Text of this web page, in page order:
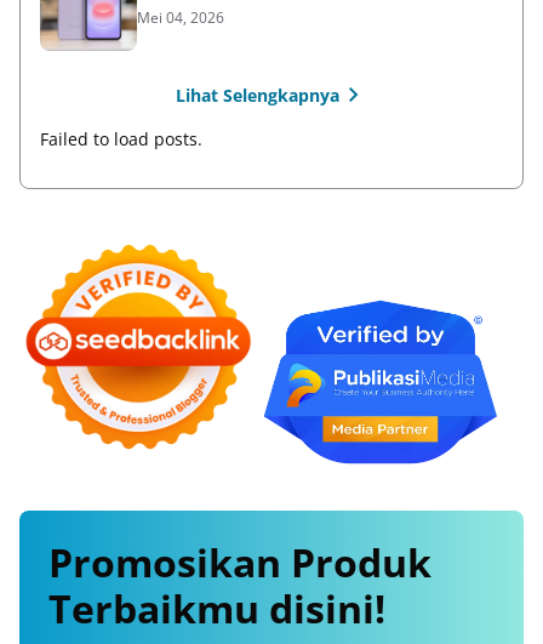
Mei 04, 2026
Lihat Selengkapnya
Failed to load posts.
Promosikan Produk
Terbaikmu disini!